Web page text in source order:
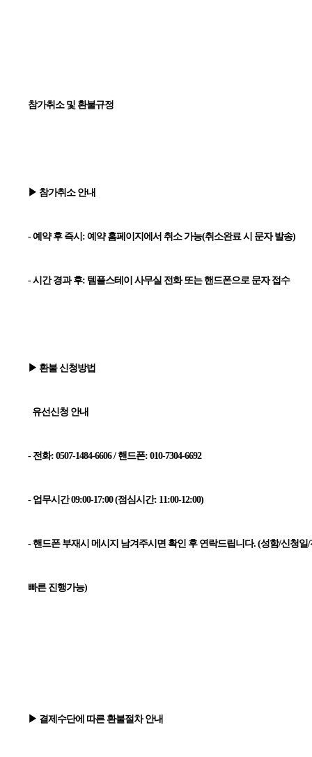
참가취소 및 환불규정
▶ 참가취소 안내
- 예약 후 즉시: 예약 홈페이지에서 취소 가능(취소완료 시 문자 발송)
- 시간 경과 후: 템플스테이 사무실 전화 또는 핸드폰으로 문자 접수
▶ 환불 신청방법
유선신청 안내
- 전화: 0507-1484-6606 / 핸드폰: 010-7304-6692
- 업무시간 09:00-17:00 (점심시간: 11:00-12:00)
- 핸드폰 부재시 메시지 남겨주시면 확인 후 연락드립니다. (성함/신청
빠른 진행가능)
▶ 결제수단에 따른 환불절차 안내